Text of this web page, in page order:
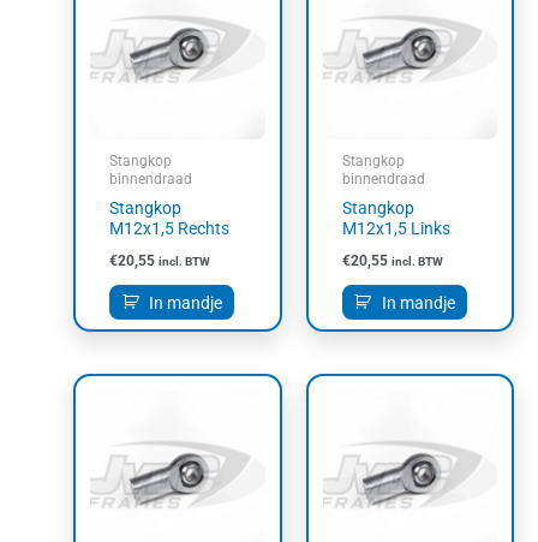
Stangkop
binnendraad
Stangkop
M12x1,5 Rechts
€20,55 incl. BTW
In mandje
Stangkop
binnendraad
Stangkop
M12x1,5 Links
€20,55 incl. BTW
In mandje